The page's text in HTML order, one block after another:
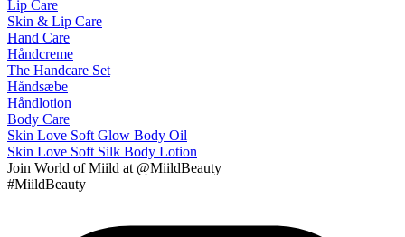
Lip Care
Skin & Lip Care
Hand Care
Håndcreme
The Handcare Set
Håndsæbe
Håndlotion
Body Care
Skin Love Soft Glow Body Oil
Skin Love Soft Silk Body Lotion
Join World of Miild at @MiildBeauty
#MiildBeauty